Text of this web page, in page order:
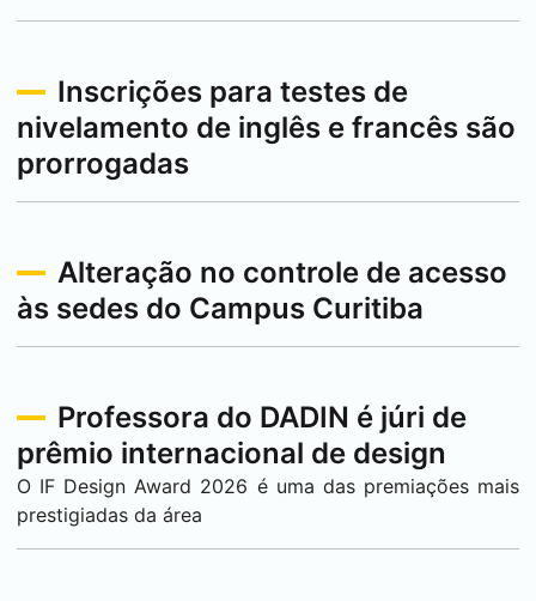
Inscrições para testes de
nivelamento de inglês e francês são
prorrogadas
Alteração no controle de acesso
às sedes do Campus Curitiba
Professora do DADIN é júri de
prêmio internacional de design
O IF Design Award 2026 é uma das premiações mais
prestigiadas da área